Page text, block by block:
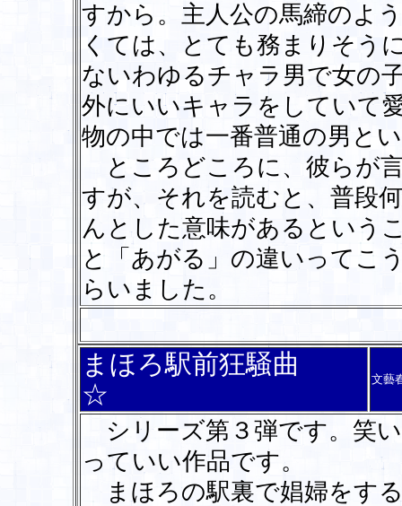
すから。主人公の馬締のよ
くては、とても務まりそう
ないわゆるチャラ男で女の
外にいいキャラをしていて
物の中では一番普通の男と
ところどころに、彼らが
すが、それを読むと、普段
んとした意味があるという
と「あがる」の違いってこ
らいました。
まほろ駅前狂騒曲
☆
文藝
シリーズ第３弾です。笑
っていい作品です。
まほろの駅裏で娼婦をす